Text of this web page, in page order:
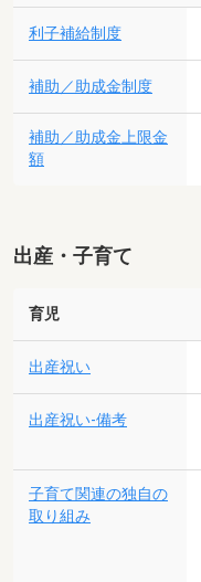
利子補給制度
補助／助成金制度
補助／助成金上限金
額
出産・子育て
育児
出産祝い
出産祝い-備考
子育て関連の独自の
取り組み